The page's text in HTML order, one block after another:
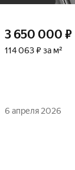
3 650 000 ₽
114 063 ₽ за м²
6 апреля 2026